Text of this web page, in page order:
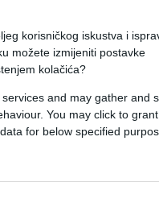
korisničkog iskustva i
možete izmijeniti postavke
kolačića?
and may gather and
You may click to
for below specified